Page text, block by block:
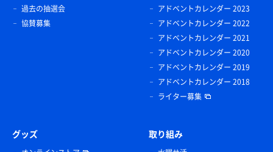
過去の抽選会
協賛募集
アドベントカレンダー 2023
アドベントカレンダー 2022
アドベントカレンダー 2021
アドベントカレンダー 2020
アドベントカレンダー 2019
アドベントカレンダー 2018
ライター募集
グッズ 取り組み